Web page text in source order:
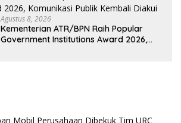
Agustus 8, 2026
Kementerian ATR/BPN Raih Popular
Government Institutions Award 2026,